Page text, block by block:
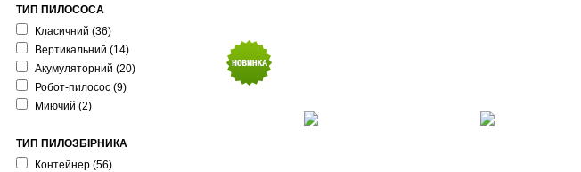
ТИП ПИЛОСОСА
Класичний (36)
Вертикальний (14)
Акумуляторний (20)
Робот-пилосос (9)
Миючий (2)
ТИП ПИЛОЗБІРНИКА
Контейнер (56)